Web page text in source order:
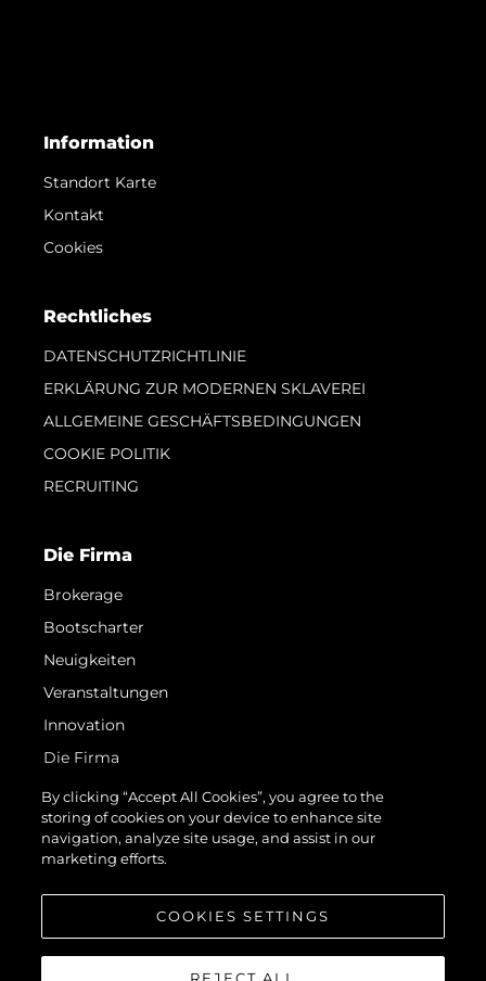
Information
Standort Karte
Kontakt
Cookies
Rechtliches
DATENSCHUTZRICHTLINIE
ERKLÄRUNG ZUR MODERNEN SKLAVEREI
ALLGEMEINE GESCHÄFTSBEDINGUNGEN
COOKIE POLITIK
RECRUITING
Die Firma
Brokerage
Bootscharter
Neuigkeiten
Veranstaltungen
Innovation
Die Firma
Das Team
Lifestyle
Geschichte
By clicking “Accept All Cookies”, you agree to the
storing of cookies on your device to enhance site
navigation, analyze site usage, and assist in our
marketing efforts.
COOKIES SETTINGS